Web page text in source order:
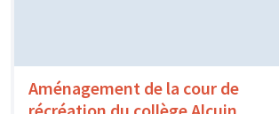
Aménagement de la cour de